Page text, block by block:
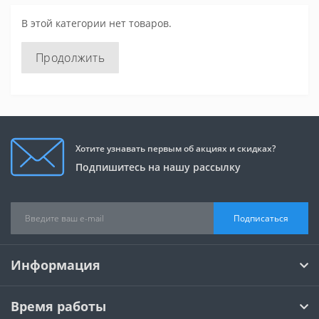
В этой категории нет товаров.
Продолжить
Хотите узнавать первым об акциях и скидках?
Подпишитесь на нашу рассылку
Подписаться
Информация
Время работы